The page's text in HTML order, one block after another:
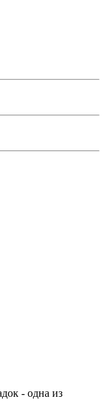
- одна из